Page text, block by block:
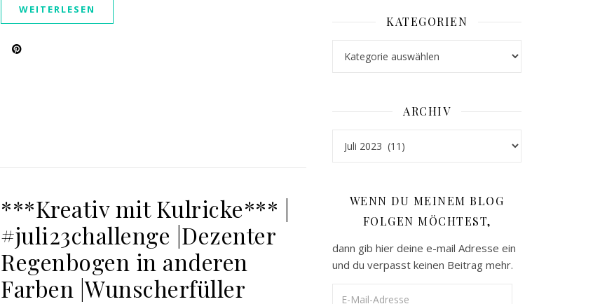
WEITERLESEN
***Kreativ mit Kulricke*** |
#juli23challenge |Dezenter
Regenbogen in anderen
Farben |Wunscherfüller
KATEGORIEN
ARCHIV
WENN DU MEINEM BLOG
FOLGEN MÖCHTEST,
dann gib hier deine e-mail Adresse ein
und du verpasst keinen Beitrag mehr.